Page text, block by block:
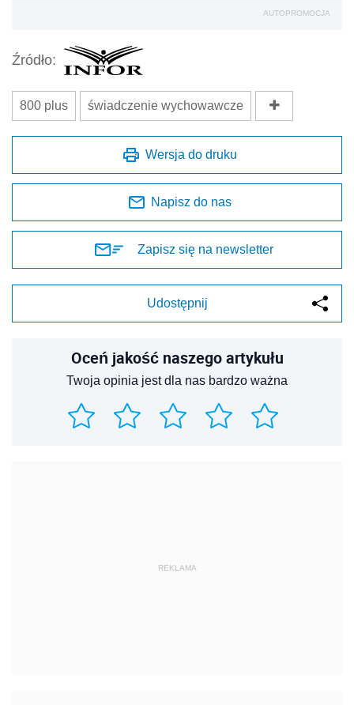
AUTOPROMOCJA
Źródło:
800 plus świadczenie wychowawcze
Wersja do druku
Napisz do nas
Zapisz się na newsletter
Udostępnij
Oceń jakość naszego artykułu
Twoja opinia jest dla nas bardzo ważna
REKLAMA